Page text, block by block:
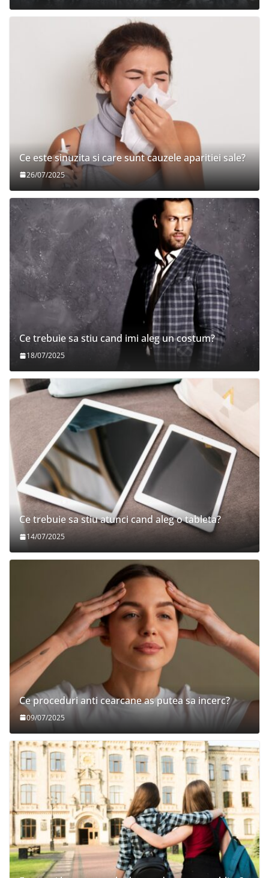
Ce este sinuzita si care sunt cauzele aparitiei sale?
26/07/2025
Ce trebuie sa stiu cand imi aleg un costum?
18/07/2025
Ce trebuie sa stiu atunci cand aleg o tableta?
14/07/2025
Ce proceduri anti cearcane as putea sa incerc?
09/07/2025